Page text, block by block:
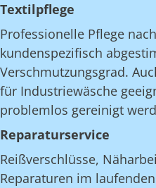
Textilpflege
Professionelle Pflege
kundenspezifisch
Verschmutzungsgrad.
für Industriewäsche
problemlos gereinigt
Reparaturservice
Reißverschlüsse,
Reparaturen im